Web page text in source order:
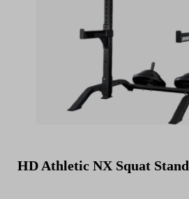
HD Athletic NX Squat Stand